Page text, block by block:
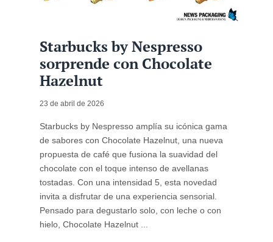
Starbucks by Nespresso
sorprende con Chocolate
Hazelnut
23 de abril de 2026
Starbucks by Nespresso amplía su icónica gama
de sabores con Chocolate Hazelnut, una nueva
propuesta de café que fusiona la suavidad del
chocolate con el toque intenso de avellanas
tostadas. Con una intensidad 5, esta novedad
invita a disfrutar de una experiencia sensorial.
Pensado para degustarlo solo, con leche o con
hielo, Chocolate Hazelnut ...